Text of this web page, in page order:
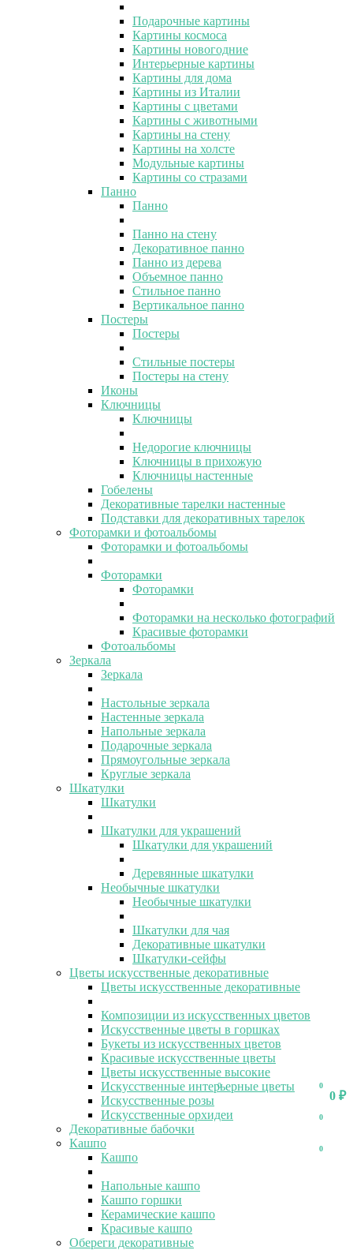
0
0 ₽
0
0
0
Подарочные картины
Картины космоса
Картины новогодние
Интерьерные картины
Картины для дома
Картины из Италии
Картины с цветами
Картины с животными
Картины на стену
Картины на холсте
Модульные картины
Картины со стразами
Панно
Панно
Панно на стену
Декоративное панно
Панно из дерева
Объемное панно
Стильное панно
Вертикальное панно
Постеры
Постеры
Стильные постеры
Постеры на стену
Иконы
Ключницы
Ключницы
Недорогие ключницы
Ключницы в прихожую
Ключницы настенные
Гобелены
Декоративные тарелки настенные
Подставки для декоративных тарелок
Фоторамки и фотоальбомы
Фоторамки и фотоальбомы
Фоторамки
Фоторамки
Фоторамки на несколько фотографий
Красивые фоторамки
Фотоальбомы
Зеркала
Зеркала
Настольные зеркала
Настенные зеркала
Напольные зеркала
Подарочные зеркала
Прямоугольные зеркала
Круглые зеркала
Шкатулки
Шкатулки
Шкатулки для украшений
Шкатулки для украшений
Деревянные шкатулки
Необычные шкатулки
Необычные шкатулки
Шкатулки для чая
Декоративные шкатулки
Шкатулки-сейфы
Цветы искусственные декоративные
Цветы искусственные декоративные
Композиции из искусственных цветов
Искусственные цветы в горшках
Букеты из искусственных цветов
Красивые искусственные цветы
Цветы искусственные высокие
Искусственные интерьерные цветы
Искусственные розы
Искусственные орхидеи
Декоративные бабочки
Кашпо
Кашпо
Напольные кашпо
Кашпо горшки
Керамические кашпо
Красивые кашпо
Обереги декоративные